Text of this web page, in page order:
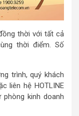
thời với tất cả
thời điểm. Số
trình, quý khách
liên hệ HOTLINE
kinh doanh